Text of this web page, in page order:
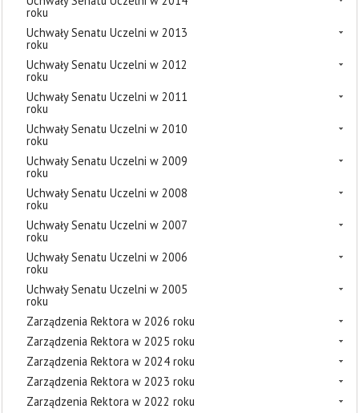
roku
Uchwały Senatu Uczelni w 2013
roku
Uchwały Senatu Uczelni w 2012
roku
Uchwały Senatu Uczelni w 2011
roku
Uchwały Senatu Uczelni w 2010
roku
Uchwały Senatu Uczelni w 2009
roku
Uchwały Senatu Uczelni w 2008
roku
Uchwały Senatu Uczelni w 2007
roku
Uchwały Senatu Uczelni w 2006
roku
Uchwały Senatu Uczelni w 2005
roku
Zarządzenia Rektora w 2026 roku
Zarządzenia Rektora w 2025 roku
Zarządzenia Rektora w 2024 roku
Zarządzenia Rektora w 2023 roku
Zarządzenia Rektora w 2022 roku